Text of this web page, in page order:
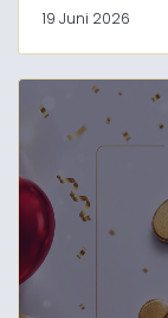
19 Juni 2026